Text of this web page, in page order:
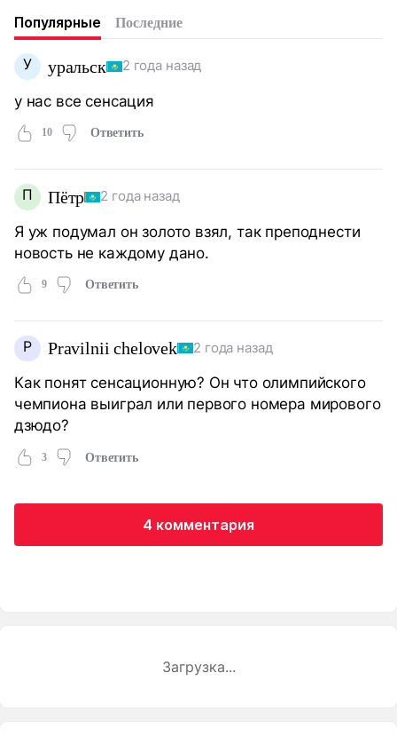
Популярные Последние
У уральск 2 года назад
у нас все сенсация
10 Ответить
П Пётр 2 года назад
Я уж подумал он золото взял, так преподнести
новость не каждому дано.
9 Ответить
P Pravilnii chelovek 2 года назад
Как понят сенсационную? Он что олимпийского
чемпиона выиграл или первого номера мирового
дзюдо?
3 Ответить
4 комментария
Загрузка...